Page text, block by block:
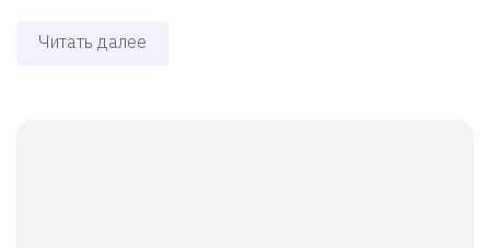
Читать далее